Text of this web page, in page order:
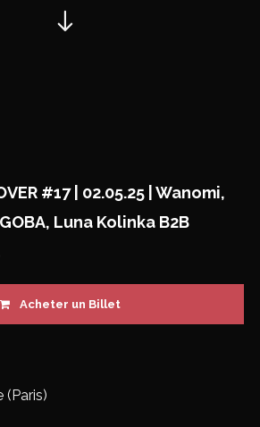
#17 | 02.05.25 | Wanomi,
Luna Kolinka B2B
Acheter un Billet
(Paris)